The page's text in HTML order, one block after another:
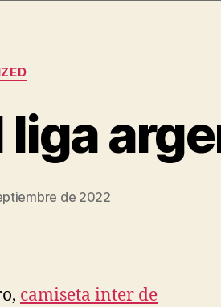
de 2022
camiseta inter de